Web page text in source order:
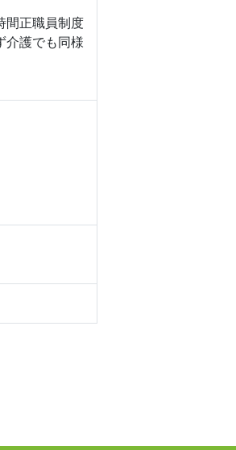
間正職員制度
介護でも同様